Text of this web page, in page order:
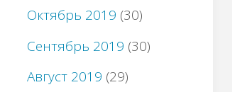
Октябрь 2019 (30)
Сентябрь 2019 (30)
Август 2019 (29)